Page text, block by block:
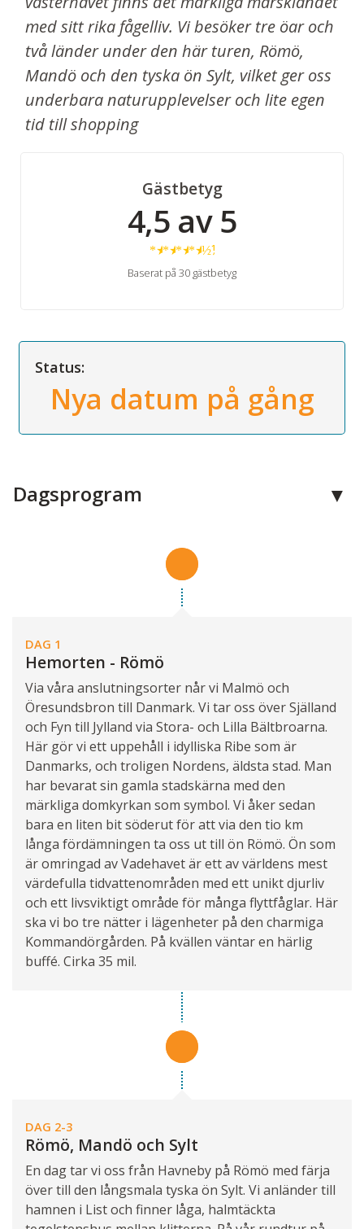
med sitt rika fågelliv. Vi besöker tre öar och
två länder under den här turen, Römö,
Mandö och den tyska ön Sylt, vilket ger oss
underbara naturupplevelser och lite egen
tid till shopping
Gästbetyg
4,5 av 5
★★★★ ½
Baserat på 30 gästbetyg
Status:
Nya datum på gång
Dagsprogram
DAG 1
Hemorten - Römö
Via våra anslutningsorter når vi Malmö och
Öresundsbron till Danmark. Vi tar oss över Själland
och Fyn till Jylland via Stora- och Lilla Bältbroarna.
Här gör vi ett uppehåll i idylliska Ribe som är
Danmarks, och troligen Nordens, äldsta stad. Man
har bevarat sin gamla stadskärna med den
märkliga domkyrkan som symbol. Vi åker sedan
bara en liten bit söderut för att via den tio km
långa fördämningen ta oss ut till ön Römö. Ön som
är omringad av Vadehavet är ett av världens mest
värdefulla tidvattenområden med ett unikt djurliv
och ett livsviktigt område för många flyttfåglar. Här
ska vi bo tre nätter i lägenheter på den charmiga
Kommandörgården. På kvällen väntar en härlig
buffé. Cirka 35 mil.
DAG 2-3
Römö, Mandö och Sylt
En dag tar vi oss från Havneby på Römö med färja
över till den långsmala tyska ön Sylt. Vi anländer till
hamnen i List och finner låga, halmtäckta